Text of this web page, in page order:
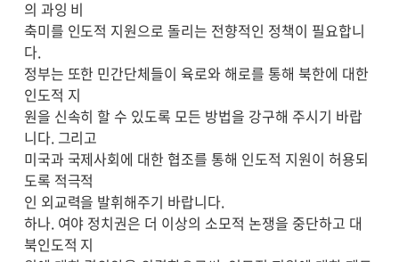
의 과잉 비
축미를 인도적 지원으로 돌리는 전향적인 정책이 필요합니
다.
정부는 또한 민간단체들이 육로와 해로를 통해 북한에 대한
인도적 지
원을 신속히 할 수 있도록 모든 방법을 강구해 주시기 바랍
니다. 그리고
미국과 국제사회에 대한 협조를 통해 인도적 지원이 허용되
도록 적극적
인 외교력을 발휘해주기 바랍니다.
하나. 여야 정치권은 더 이상의 소모적 논쟁을 중단하고 대
북인도적 지